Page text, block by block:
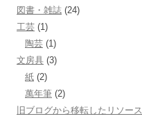
図書・雑誌 (24)
工芸 (1)
陶芸 (1)
文房具 (3)
紙 (2)
萬年筆 (2)
旧ブログから移転したリソース